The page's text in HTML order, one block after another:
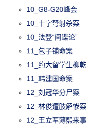
10_G8-G20峰会
10_十字弩射杀案
10_法登“间谍论”
11_包子铺命案
11_约大留学生柳
11_韩建国命案
12_刘冠华分尸案
12_林俊遭肢解惨案
12_王立军薄熙来